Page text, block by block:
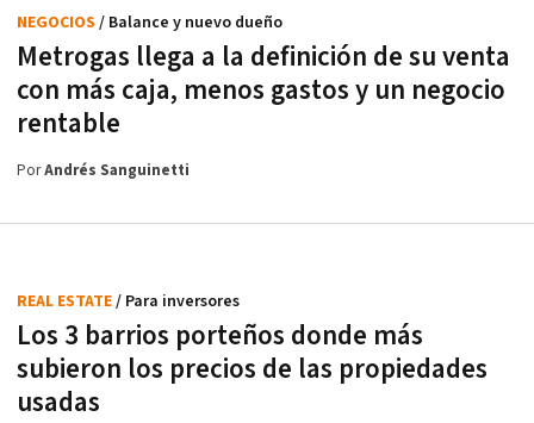
Metrogas llega a la definición de su venta
con más caja, menos gastos y un negocio
rentable
NEGOCIOS / Balance y nuevo dueño
PorAndrés Sanguinetti
Los 3 barrios porteños donde más
subieron los precios de las propiedades
usadas
REAL ESTATE/ Para inversores